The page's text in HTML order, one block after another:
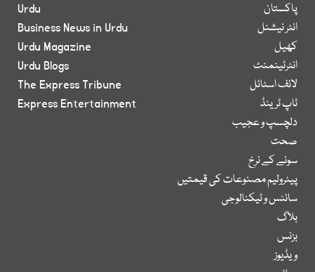
پاکستان
انٹر نیشنل
کھیل
انٹرٹینمنٹ
لائف اسٹائل
ٹاپ ٹرینڈ
دلچسپ و عجیب
صحت
سونے کے نرخ
پیٹرولیم مصنوعات کی قیمتیں
سائنس و ٹیکنالوجی
بلاگ
بزنس
ویڈیوز
Urdu
Business News in Urdu
Urdu Magazine
Urdu Blogs
The Express Tribune
Express Entertainment